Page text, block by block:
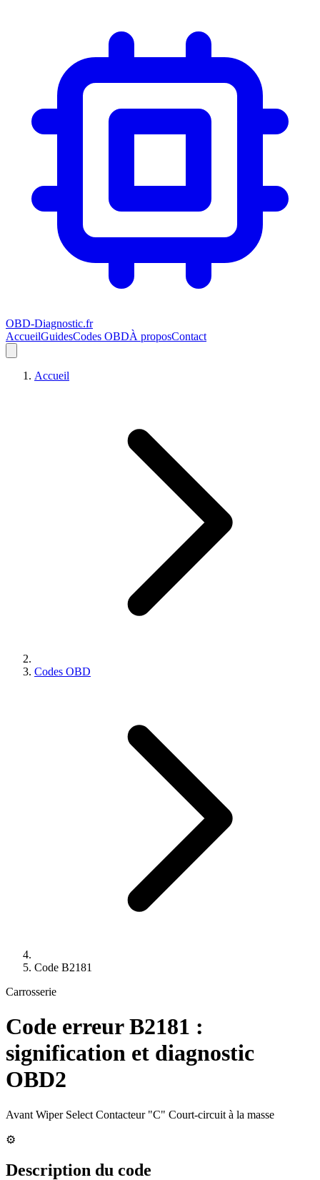
OBD-Diagnostic.fr
AccueilGuidesCodes OBDÀ proposContact
Accueil
Codes OBD
Code B2181
Carrosserie
Code erreurB2181 :
signification et diagnostic
OBD2
Avant Wiper Select Contacteur "C" Court-circuit à la masse
⚙️
Description du code